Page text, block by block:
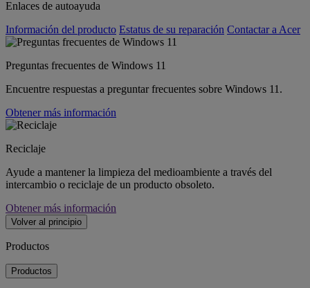
Enlaces de autoayuda
Información del producto Estatus de su reparación Contactar a Acer
Preguntas frecuentes de Windows 11
Encuentre respuestas a preguntar frecuentes sobre Windows 11.
Obtener más información
Reciclaje
Ayude a mantener la limpieza del medioambiente a través del
intercambio o reciclaje de un producto obsoleto.
Obtener más información
Volver al principio
Productos
Productos